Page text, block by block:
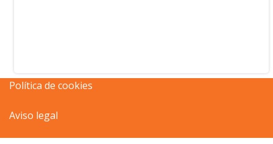
Política de cookies
Aviso legal